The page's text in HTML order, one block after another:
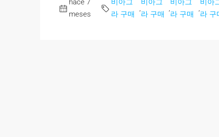
hace 7
meses
비아그
라 구매
비아그
라 구매
비아그
라 구매
비아
라 구